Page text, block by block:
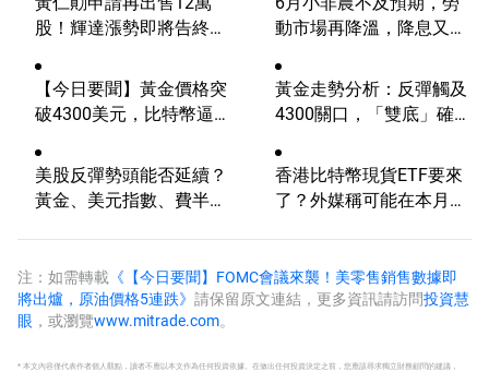
股！輝達漲勢即將告終？
動市場再降溫，降息又邁
【今日要聞】黃金價格突
破4300美元，比特幣逼近
黃金走勢分析：反彈觸及
4300關口，「雙底」確立
美股反彈勢頭能否延續？
黃金、美元指數、費半指
香港比特幣現貨ETF要來
了？外媒稱可能在本月推
注：如需轉載 《【今日要聞】FOMC會議來襲！美零售銷售數據即
將出爐，原油價格5連跌》 請保留原文連結，更多資訊請訪問投資慧
眼 ，或瀏覽www.mitrade.com。
* 本文內容僅代表作者個人觀點，讀者不應以本文作為任何投資依據。在做出任何投資決定之前，您應該尋求獨立財務顧問的建議，